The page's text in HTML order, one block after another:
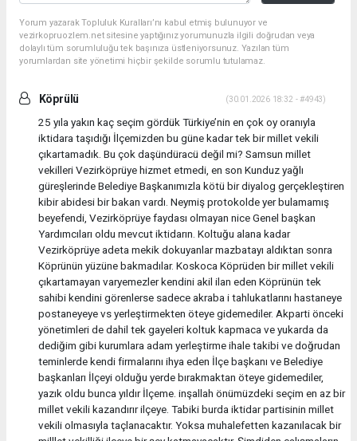
Yorum yazarak Topluluk Kuralları’nı kabul etmiş bulunuyor ve
vezirkopruozlem.net sitesine yaptığınız yorumunuzla ilgili doğrudan veya
dolaylı tüm sorumluluğu tek başınıza üstleniyorsunuz. Yazılan tüm
yorumlardan site yönetimi hiçbir şekilde sorumlu tutulamaz.
Köprülü (30.01.2026 18:32 - #4943)
25 yıla yakın kaç seçim gördük Türkiye’nin en çok oy oranıyla
iktidara taşıdığı İlçemizden bu güne kadar tek bir millet vekili
çıkartamadık. Bu çok daşündüracü değil mi? Samsun millet
vekilleri Vezirköprüye hizmet etmedi, en son Kunduz yağlı
güreşlerinde Belediye Başkanımızla kötü bir diyalog gerçekleştiren
kibir abidesi bir bakan vardı. Neymiş protokolde yer bulamamış
beyefendi, Vezirköprüye faydası olmayan nice Genel başkan
Yardımcıları oldu mevcut iktidarın. Koltuğu alana kadar
Vezirköprüye adeta mekik dokuyanlar mazbatayı aldıktan sonra
Köprünün yüzüne bakmadılar. Koskoca Köprüden bir millet vekili
çıkartamayan varyemezler kendini akil ilan eden Köprünün tek
sahibi kendini görenlerse sadece akraba i tahlukatlarını hastaneye
postaneyeye vs yerleştirmekten öteye gidemediler. Akparti önceki
yönetimleri de dahil tek gayeleri koltuk kapmaca ve yukarda da
dediğim gibi kurumlara adam yerleştirme ihale takibi ve doğrudan
teminlerde kendi firmalarını ihya eden İlçe başkanı ve Belediye
başkanları İlçeyi olduğu yerde bırakmaktan öteye gidemediler,
yazık oldu bunca yıldır İlçeme. inşallah önümüzdeki seçim en az bir
millet vekili kazandırır ilçeye. Tabiki burda iktidar partisinin millet
vekili olmasıyla taçlanacaktır. Yoksa muhalefetten kazanılacak bir